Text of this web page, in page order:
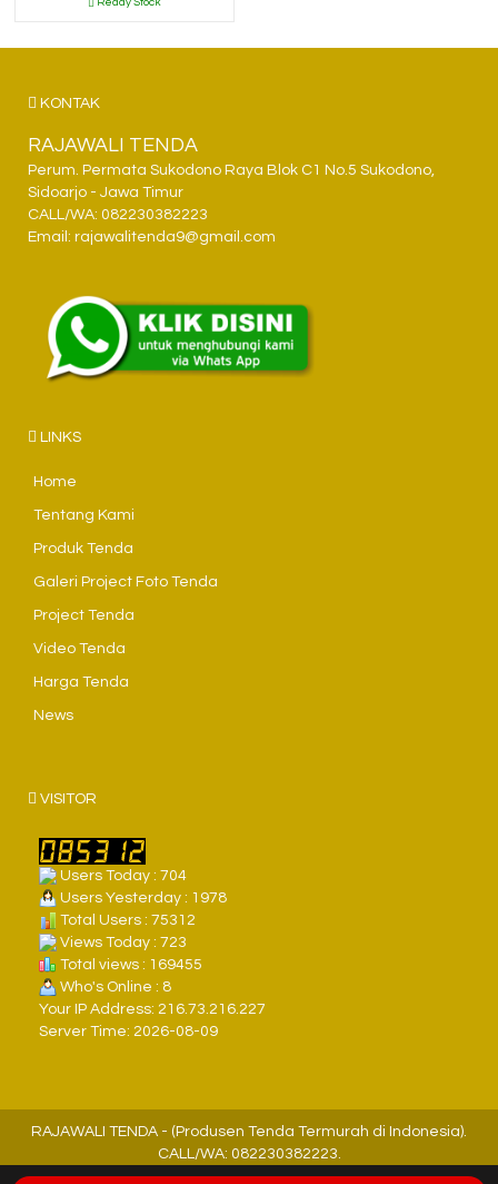
Ready Stock
KONTAK
RAJAWALI TENDA
Perum. Permata Sukodono Raya Blok C1 No.5 Sukodono,
Sidoarjo - Jawa Timur
CALL/WA: 082230382223
Email: rajawalitenda9@gmail.com
LINKS
Home
Tentang Kami
Produk Tenda
Galeri Project Foto Tenda
Project Tenda
Video Tenda
Harga Tenda
News
VISITOR
Users Today : 704
Users Yesterday : 1978
Total Users : 75312
Views Today : 723
Total views : 169455
Who's Online : 8
Your IP Address: 216.73.216.227
Server Time: 2026-08-09
RAJAWALI TENDA - (Produsen Tenda Termurah di Indonesia).
CALL/WA: 082230382223.